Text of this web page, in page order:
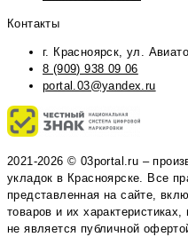
Контакты
г. Красноярск, ул.
8 (909) 938 09 06
portal.03@yandex.ru
2021-2026 © 03portal.ru –
укладок в Красноярске. Все
представленная на сайте,
товаров и их
не является публичной